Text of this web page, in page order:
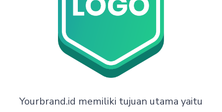
Yourbrand.id memiliki tujuan utama yaitu